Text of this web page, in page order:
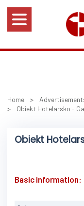
Home >
> Obiekt Hotelarsko -
Obiekt
Basic information: